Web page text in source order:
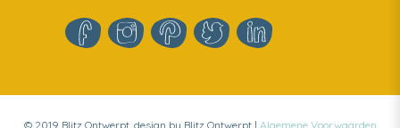
© 2019 Blitz Ontwerpt, design by Blitz Ontwerpt | Algemene Voorwaarden